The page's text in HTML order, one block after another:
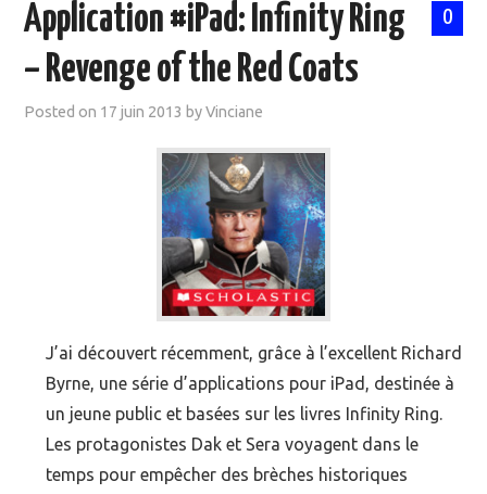
DOCUMENTS
MOOC SUIVIS
0
Application #iPad: Infinity Ring
– Revenge of the Red Coats
Posted on 17 juin 2013 byVinciane
J’ai découvert récemment, grâce à l’excellent Richard
Byrne, une série d’applications pour iPad, destinée à
un jeune public et basées sur les livres Infinity Ring.
Les protagonistes Dak et Sera voyagent dans le
temps pour empêcher des brèches historiques